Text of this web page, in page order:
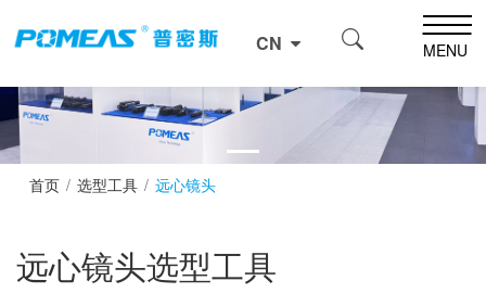
CN MENU
首页 选型工具 远心镜头
远心镜头选型工具